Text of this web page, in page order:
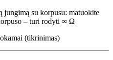
jungimą su korpusu: matuokite
– turi rodyti ∞ Ω
(tikrinimas)